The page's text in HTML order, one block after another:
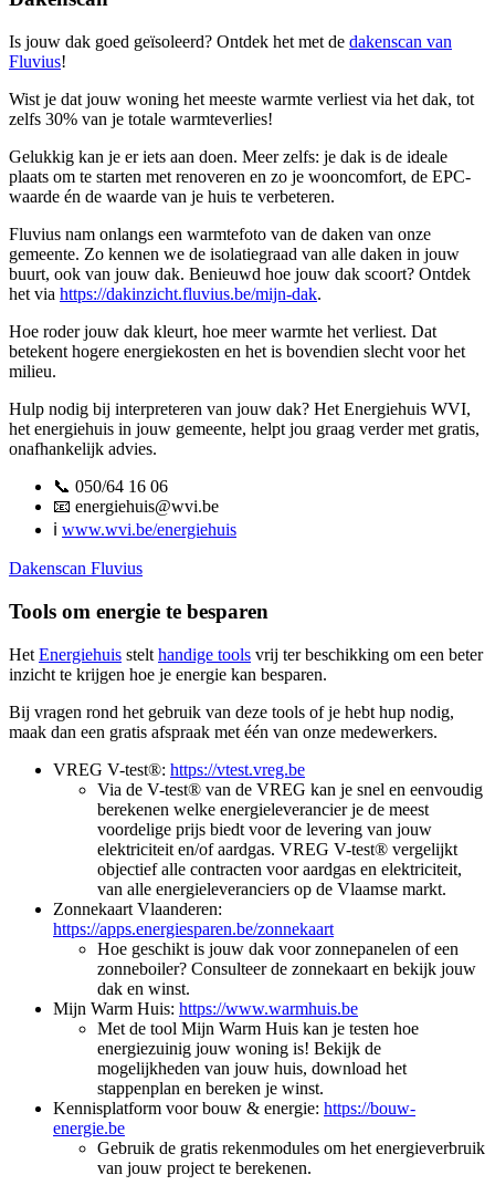
Is jouw dak goed geïsoleerd? Ontdek het met de dakenscan van
Fluvius!
Wist je dat jouw woning het meeste warmte verliest via het dak, tot
zelfs 30% van je totale warmteverlies!
Gelukkig kan je er iets aan doen. Meer zelfs: je dak is de ideale
plaats om te starten met renoveren en zo je wooncomfort, de EPC-
waarde én de waarde van je huis te verbeteren.
Fluvius nam onlangs een warmtefoto van de daken van onze
gemeente. Zo kennen we de isolatiegraad van alle daken in jouw
buurt, ook van jouw dak. Benieuwd hoe jouw dak scoort? Ontdek
het via https://dakinzicht.fluvius.be/mijn-dak.
Hoe roder jouw dak kleurt, hoe meer warmte het verliest. Dat
betekent hogere energiekosten en het is bovendien slecht voor het
milieu.
Hulp nodig bij interpreteren van jouw dak? Het Energiehuis WVI,
het energiehuis in jouw gemeente, helpt jou graag verder met gratis,
onafhankelijk advies.
📞 050/64 16 06
📧 energiehuis@wvi.be
ℹ️ www.wvi.be/energiehuis
Dakenscan Fluvius
Tools om energie te besparen
Het Energiehuis stelt handige tools vrij ter beschikking om een beter
inzicht te krijgen hoe je energie kan besparen.
Bij vragen rond het gebruik van deze tools of je hebt hup nodig,
maak dan een gratis afspraak met één van onze medewerkers.
VREG V-test®: https://vtest.vreg.be
Via de V-test® van de VREG kan je snel en eenvoudig
berekenen welke energieleverancier je de meest
voordelige prijs biedt voor de levering van jouw
elektriciteit en/of aardgas. VREG V-test® vergelijkt
objectief alle contracten voor aardgas en elektriciteit,
van alle energieleveranciers op de Vlaamse markt.
Zonnekaart Vlaanderen:
https://apps.energiesparen.be/zonnekaart
Hoe geschikt is jouw dak voor zonnepanelen of een
zonneboiler? Consulteer de zonnekaart en bekijk jouw
dak en winst.
Mijn Warm Huis: https://www.warmhuis.be
Met de tool Mijn Warm Huis kan je testen hoe
energiezuinig jouw woning is! Bekijk de
mogelijkheden van jouw huis, download het
stappenplan en bereken je winst.
Kennisplatform voor bouw & energie: https://bouw-
energie.be
Gebruik de gratis rekenmodules om het energieverbruik
van jouw project te berekenen.